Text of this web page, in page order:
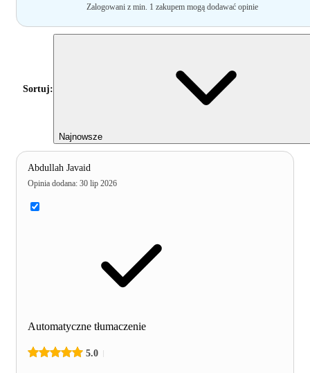
Zalogowani z min. 1 zakupem mogą dodawać opinie
Sortuj:
Najnowsze
Abdullah Javaid
Opinia dodana: 30 lip 2026
Automatyczne tłumaczenie
5.0